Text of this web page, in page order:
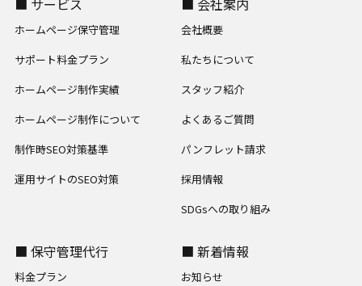
■ サービス
ホームページ保守管理
サポート料金プラン
ホームページ制作実績
ホームページ制作について
制作時SEO対策基準
運用サイトのSEO対策
■ 会社案内
会社概要
私たちについて
スタッフ紹介
よくあるご質問
パンフレット請求
採用情報
SDGsへの取り組み
■ 保守管理代行
料金プラン
■ 新着情報
お知らせ